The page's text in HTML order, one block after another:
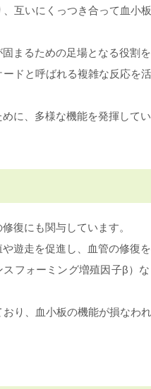
互いにくっつき合って血小
まるための足場となる役割を
ドと呼ばれる複雑な反応を
に、多様な機能を発揮してい
復にも関与しています。
遊走を促進し、血管の修復を
フォーミング増殖因子β）
り、血小板の機能が損なわ